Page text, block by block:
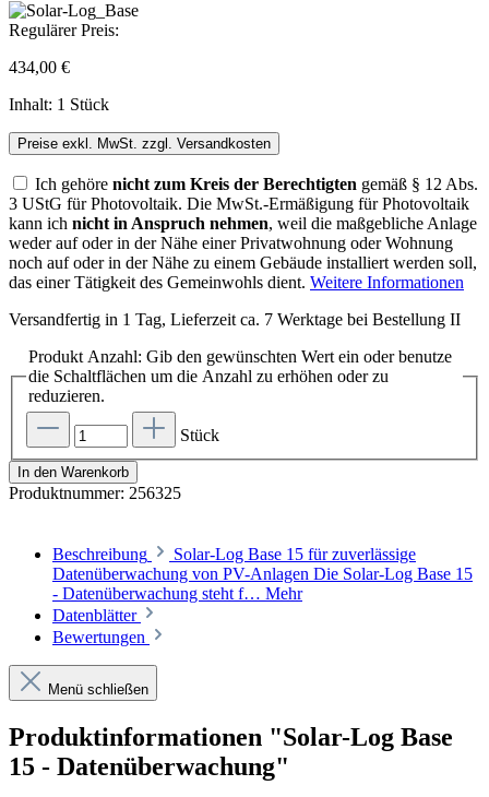
Regulärer Preis:
434,00 €
Inhalt: 1 Stück
Preise exkl. MwSt. zzgl. Versandkosten
Ich gehöre nicht zum Kreis der Berechtigten gemäß § 12 Abs.
3 UStG für Photovoltaik. Die MwSt.-Ermäßigung für Photovoltaik
kann ich nicht in Anspruch nehmen, weil die maßgebliche Anlage
weder auf oder in der Nähe einer Privatwohnung oder Wohnung
noch auf oder in der Nähe zu einem Gebäude installiert werden soll,
das einer Tätigkeit des Gemeinwohls dient. Weitere Informationen
Versandfertig in 1 Tag, Lieferzeit ca. 7 Werktage bei Bestellung II
Produkt Anzahl: Gib den gewünschten Wert ein oder benutze
die Schaltflächen um die Anzahl zu erhöhen oder zu
reduzieren.
Stück
In den Warenkorb
Produktnummer: 256325
Beschreibung
Solar-Log Base 15 für zuverlässige
Datenüberwachung von PV-Anlagen Die Solar-Log Base 15
- Datenüberwachung steht f… Mehr
Datenblätter
Bewertungen
Menü schließen
Produktinformationen "Solar-Log Base
15 - Datenüberwachung"